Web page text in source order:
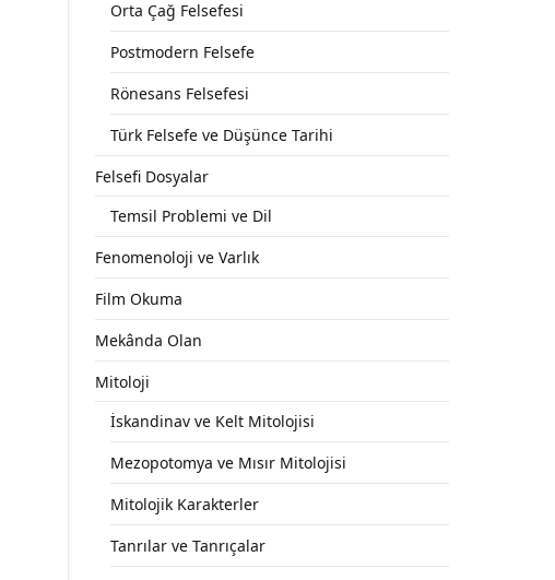
Orta Çağ Felsefesi
Postmodern Felsefe
Rönesans Felsefesi
Türk Felsefe ve Düşünce Tarihi
Felsefi Dosyalar
Temsil Problemi ve Dil
Fenomenoloji ve Varlık
Film Okuma
Mekânda Olan
Mitoloji
İskandinav ve Kelt Mitolojisi
Mezopotomya ve Mısır Mitolojisi
Mitolojik Karakterler
Tanrılar ve Tanrıçalar